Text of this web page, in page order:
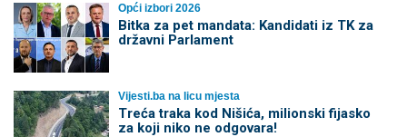
Opći izbori 2026
Bitka za pet mandata: Kandidati iz TK za
državni Parlament
Vijesti.ba na licu mjesta
Treća traka kod Nišića, milionski fijasko
za koji niko ne odgovara!